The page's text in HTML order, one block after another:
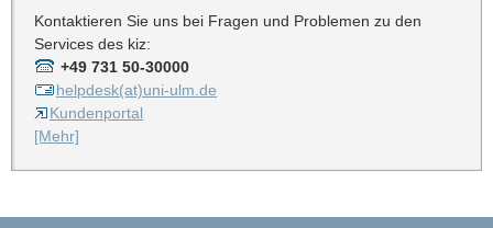
Kontaktieren Sie uns bei Fragen und Problemen zu den
Services des kiz:
+49 731 50-30000
helpdesk(at)uni-ulm.de
Kundenportal
[Mehr]